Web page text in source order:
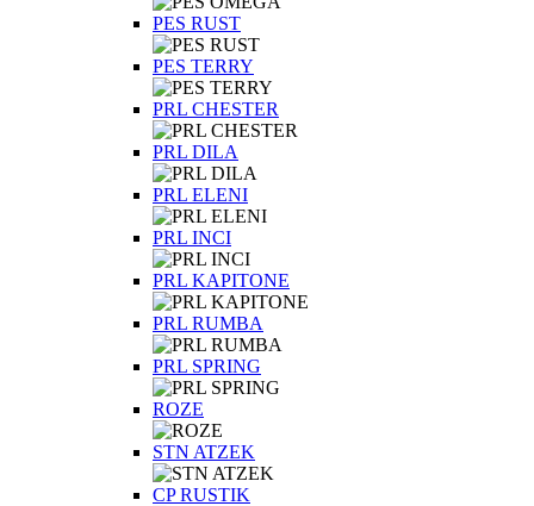
PES RUST
PES TERRY
PRL CHESTER
PRL DILA
PRL ELENI
PRL INCI
PRL KAPITONE
PRL RUMBA
PRL SPRING
ROZE
STN ATZEK
СP RUSTIK